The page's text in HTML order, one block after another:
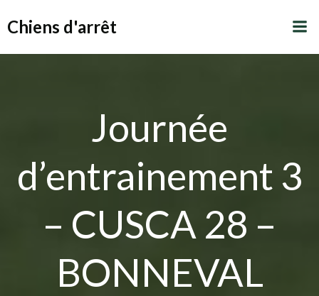
Chiens d'arrêt
Journée
d’entrainement 3
– CUSCA 28 –
BONNEVAL